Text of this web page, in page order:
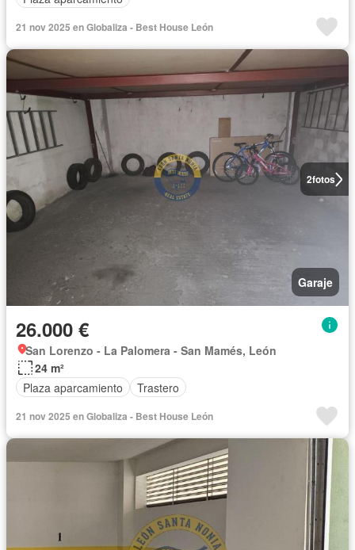
21 nov 2025 en Globaliza - Best House León
2fotos
Garaje
26.000 €
San Lorenzo - La Palomera - San Mamés, León
24 m²
Plaza aparcamiento
Trastero
21 nov 2025 en Globaliza - Best House León